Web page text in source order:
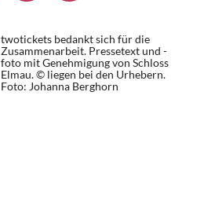
twotickets bedankt sich für die
Zusammenarbeit. Pressetext und -
foto mit Genehmigung von Schloss
Elmau. © liegen bei den Urhebern.
Foto: Johanna Berghorn